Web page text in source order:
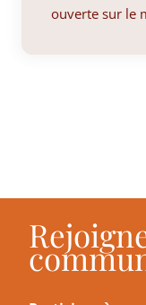
ouverte sur le